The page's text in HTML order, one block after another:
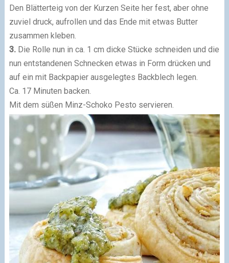
Den Blätterteig von der Kurzen Seite her fest, aber ohne
zuviel druck, aufrollen und das Ende mit etwas Butter
zusammen kleben.
3. Die Rolle nun in ca. 1 cm dicke Stücke schneiden und die
nun entstandenen Schnecken etwas in Form drücken und
auf ein mit Backpapier ausgelegtes Backblech legen.
Ca. 17 Minuten backen.
Mit dem süßen Minz-Schoko Pesto servieren.